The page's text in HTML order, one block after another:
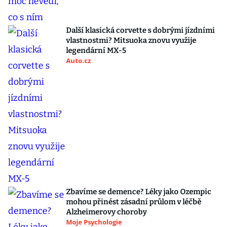
Další klasická corvette s dobrými jízdními
vlastnostmi? Mitsuoka znovu využije
legendární MX-5
Auto.cz
Zbavíme se demence? Léky jako Ozempic
mohou přinést zásadní průlom v léčbě
Alzheimerovy choroby
Moje Psychologie